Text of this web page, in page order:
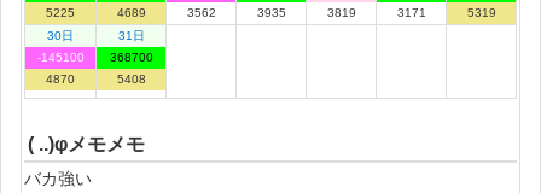
5225
4689
3562
3935
3819
3171
5319
30日
-145100
4870
31日
368700
5408
( ..)φメモメモ
バカ強い